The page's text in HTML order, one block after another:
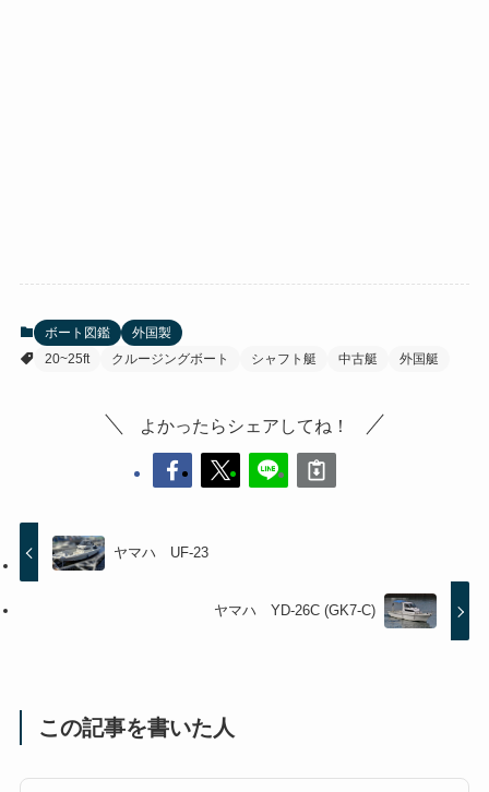
ボート図鑑
外国製
20~25ft
クルージングボート シャフト艇 中古艇 外国艇
よかったらシェアしてね！
ヤマハ UF-23
ヤマハ YD-26C (GK7-C)
この記事を書いた人